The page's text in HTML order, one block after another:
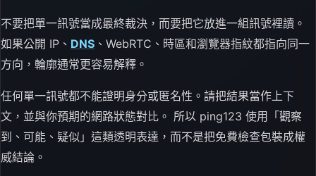
不要把單一訊號當成最終裁決，而要把它放進一組訊號裡讀。
如果公開 IP、 DNS 、WebRTC、時區和瀏覽器指紋都指向同一
方向，輪廓通常更容易解釋。
任何單一訊號都不能證明身分或匿名性。請把結果當作上下
文，並與你預期的網路狀態對比。 所以 ping123 使用「觀察
到、可能、疑似」這類透明表達，而不是把免費檢查包裝成權
威結論。